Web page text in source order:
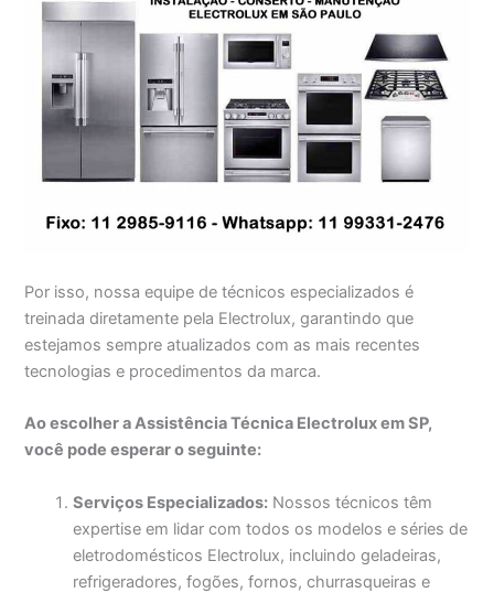
Por isso, nossa equipe de técnicos especializados é
treinada diretamente pela Electrolux, garantindo que
estejamos sempre atualizados com as mais recentes
tecnologias e procedimentos da marca.
Ao escolher a Assistência Técnica Electrolux em SP,
você pode esperar o seguinte:
Serviços Especializados: Nossos técnicos têm
expertise em lidar com todos os modelos e séries de
eletrodomésticos Electrolux, incluindo geladeiras,
refrigeradores, fogões, fornos, churrasqueiras e